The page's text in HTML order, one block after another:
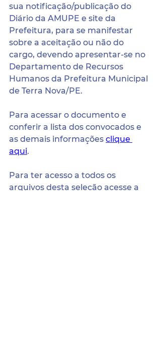
sua notificação/publicação do
Diário da AMUPE e site da
Prefeitura, para se manifestar
sobre a aceitação ou não do
cargo, devendo apresentar-se no
Departamento de Recursos
Humanos da Prefeitura Municipal
de Terra Nova/PE.
Para acessar o documento e
conferir a lista dos convocados e
as demais informações clique
aqui.
Para ter acesso a todos os
arquivos desta seleção acesse a